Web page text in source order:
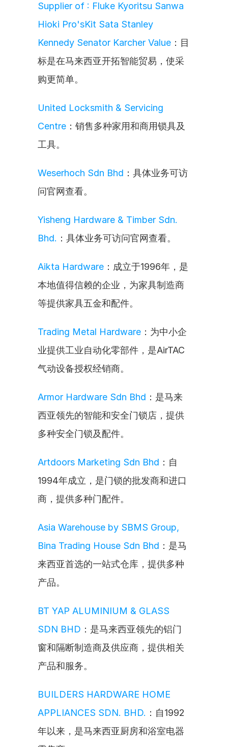
Supplier of : Fluke Kyoritsu Sanwa
Hioki Pro'sKit Sata Stanley
Kennedy Senator Karcher Value ：目
标是在马来西亚开拓智能贸易，使采
购更简单。
United Locksmith & Servicing
Centre ：销售多种家用和商用锁具及
工具。
Weserhoch Sdn Bhd ：具体业务可访
问官网查看。
Yisheng Hardware & Timber Sdn.
Bhd. ：具体业务可访问官网查看。
Aikta Hardware ：成立于1996年，是
本地值得信赖的企业，为家具制造商
等提供家具五金和配件。
Trading Metal Hardware ：为中小企
业提供工业自动化零部件，是AirTAC
气动设备授权经销商。
Armor Hardware Sdn Bhd ：是马来
西亚领先的智能和安全门锁店，提供
多种安全门锁及配件。
Artdoors Marketing Sdn Bhd ：自
1994年成立，是门锁的批发商和进口
商，提供多种门配件。
Asia Warehouse by SBMS Group,
Bina Trading House Sdn Bhd ：是马
来西亚首选的一站式仓库，提供多种
产品。
BT YAP ALUMINIUM & GLASS
SDN BHD ：是马来西亚领先的铝门
窗和隔断制造商及供应商，提供相关
产品和服务。
BUILDERS HARDWARE HOME
APPLIANCES SDN. BHD. ：自1992
年以来，是马来西亚厨房和浴室电器